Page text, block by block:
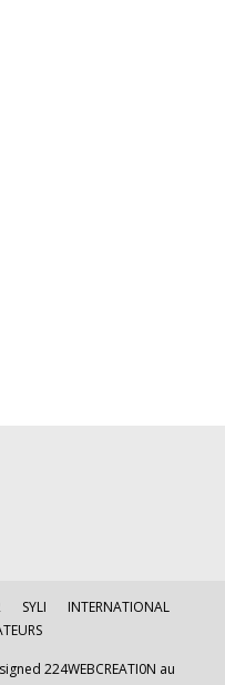
SYLI
INTERNATIONAL
224WEBCREATI0N au